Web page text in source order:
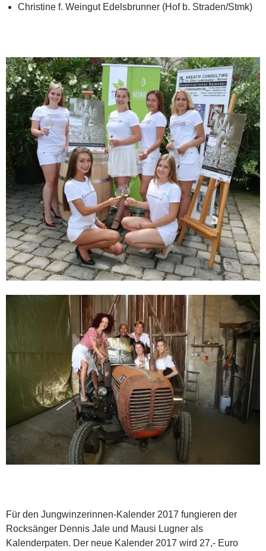
Christine f. Weingut Edelsbrunner (Hof b. Straden/Stmk)
Für den Jungwinzerinnen-Kalender 2017 fungieren der
Rocksänger Dennis Jale und Mausi Lugner als
Kalenderpaten. Der neue Kalender 2017 wird 27,- Euro